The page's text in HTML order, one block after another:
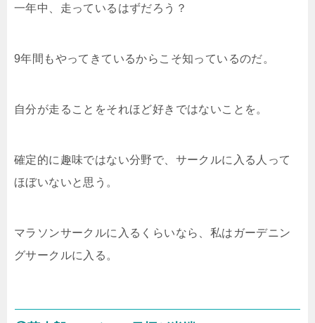
一年中、走っているはずだろう？
9年間もやってきているからこそ知っているのだ。
自分が走ることをそれほど好きではないことを。
確定的に趣味ではない分野で、サークルに入る人って
ほぼいないと思う。
マラソンサークルに入るくらいなら、私はガーデニン
グサークルに入る。